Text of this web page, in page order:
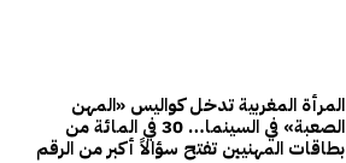
المرأة المغربية تدخل كواليس «المهن
الصعبة» في السينما… 30 في المائة من
بطاقات المهنيين تفتح سؤالاً أكبر من الرقم